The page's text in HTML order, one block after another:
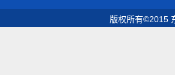
版权所有©2015